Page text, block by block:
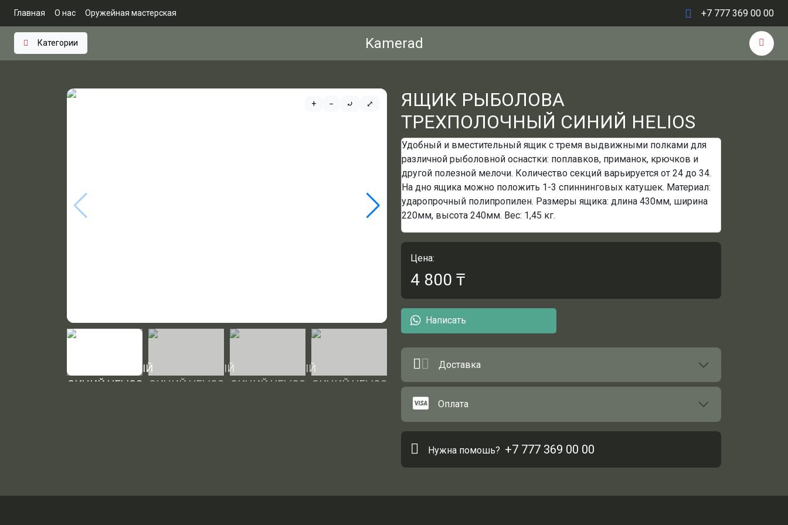
Главная О нас Оружейная мастерская +7 777 369 00 00
Категории Kamerad
+ − ⤾ ⤢
ЯЩИК РЫБОЛОВА
ТРЕХПОЛОЧНЫЙ СИНИЙ HELIOS
Удобный и вместительный ящик с тремя выдвижными полками для
различной рыболовной оснастки: поплавков, приманок, крючков и
другой полезной мелочи. Количество секций варьируется от 24 до 34.
На дно ящика можно положить 1-3 спиннинговых катушек. Материал:
ударопрочный полипропилен. Размеры ящика: длина 430мм, ширина
220мм, высота 240мм. Вес: 1,45 кг.
Цена:
4 800 ₸
Написать
Доставка
Оплата
Нужна помошь? +7 777 369 00 00